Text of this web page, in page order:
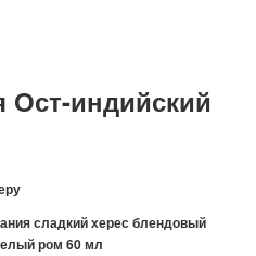
Ост-индийский
сладкий херес блендовый
ром 60 мл